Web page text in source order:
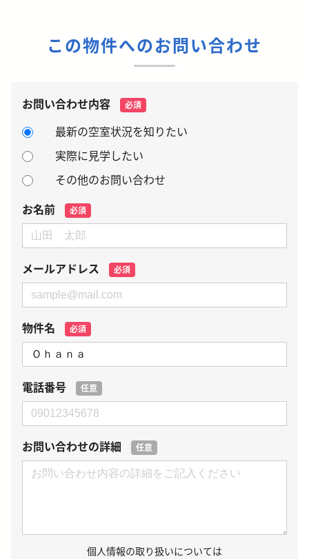
この物件へのお問い合わせ
お問い合わせ内容 必須
最新の空室状況を知りたい
実際に見学したい
その他のお問い合わせ
お名前
必須
メールアドレス 必須
物件名 必須
電話番号 任意
お問い合わせの詳細 任意
個人情報の取り扱いについては